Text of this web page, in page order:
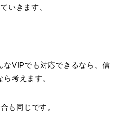
いきます、
なVIPでも対応できるなら、信
考えます。
も同じです。